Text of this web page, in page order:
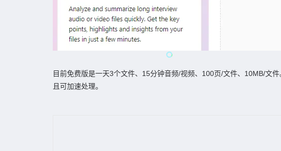
目前免费版是一天3个文件、15分钟音频/视频、100页/文件、10MB/文
且可加速处理。